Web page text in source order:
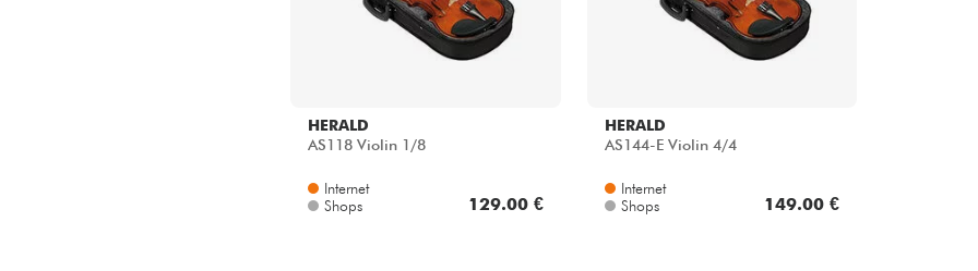
HERALD
AS118 Violin 1/8
Internet
Shops
129.00 €
HERALD
AS144-E Violin 4/4
Internet
Shops
149.00 €